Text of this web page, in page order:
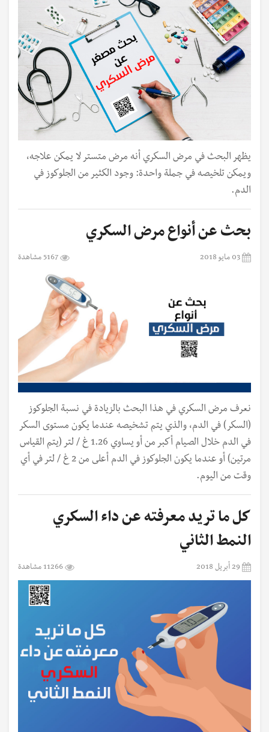
يظهر البحث في مرض السكري أنه مرض متستر لا يمكن علاجه،
ويمكن تلخيصه في جملة واحدة: وجود الكثير من الجلوكوز في
الدم.
بحث عن أنواع مرض السكري
03 مايو 2018 5167 مشاهدة
نعرف مرض السكري في هذا البحث بالزيادة في نسبة الجلوكوز
(السكر) في الدم، والذي يتم تشخيصه عندما يكون مستوى السكر
في الدم خلال الصيام أكبر من أو يساوي 1.26 غ / لتر (يتم القياس
مرتين) أو عندما يكون الجلوكوز في الدم أعلى من 2 غ / لتر في أي
وقت من اليوم.
كل ما تريد معرفته عن داء السكري
النمط الثاني
29 أبريل 2018 11266 مشاهدة